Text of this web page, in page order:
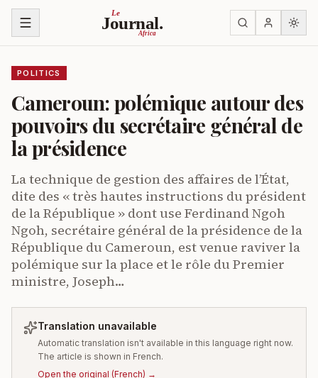
Skip to content Le
Journal.
Africa
POLITICS
Cameroun: polémique autour des
pouvoirs du secrétaire général de
la présidence
La technique de gestion des affaires de l’État,
dite des « très hautes instructions du président
de la République » dont use Ferdinand Ngoh
Ngoh, secrétaire général de la présidence de la
République du Cameroun, est venue raviver la
polémique sur la place et le rôle du Premier
ministre, Joseph…
Translation unavailable
Automatic translation isn't available in this language right now.
The article is shown in French.
Open the original (French) →